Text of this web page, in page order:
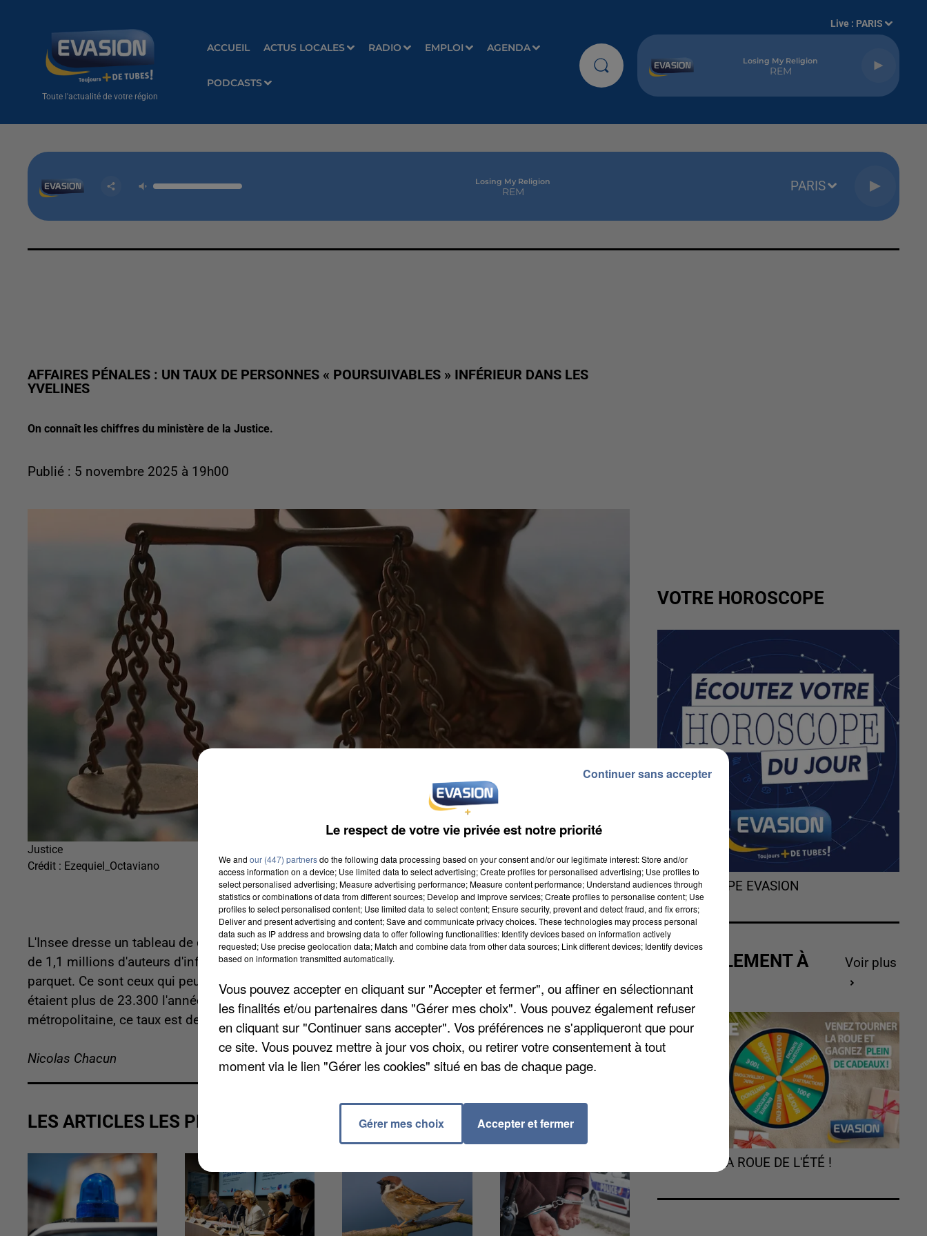
Toute l'actualité de votre région
ACCUEIL ACTUS LOCALES RADIO EMPLOI AGENDA
PODCASTS
Live : PARIS
Losing My Religion
REM
Losing My Religion
REM PARIS
AFFAIRES PÉNALES : UN TAUX DE PERSONNES « POURSUIVABLES » INFÉRIEUR DANS LES
YVELINES
On connaît les chiffres du ministère de la Justice.
Publié : 5 novembre 2025 à 19h00
Justice
Crédit : Ezequiel_Octaviano
L'Insee dresse un tableau de données issues du ministère de la Justice. Pour l'année 2024, un peu plus
de 1,1 millions d'auteurs d'infractions pénales ont été considérés comme « poursuivables » par le
parquet. Ce sont ceux qui peuvent répondre de leurs actes devant la justice. Dans les Yvelines, ils
étaient plus de 23.300 l'année dernière, soit un taux de 15,7 pour 1.000 habitants. Pour la France
métropolitaine, ce taux est de 17,8.
Nicolas Chacun
LES ARTICLES LES PLUS VUS
VOTRE HOROSCOPE
L'HOROSCOPE EVASION
ACTUELLEMENT À
GAGNER
Voir plus
TOURNEZ LA ROUE DE L'ÉTÉ !
Le respect de votre vie privée est notre priorité
We and our (447) partnersdo the following data processing based on your consent and/or our legitimate interest: Store and/or
access information on a device; Use limited data to select advertising; Create profiles for personalised advertising; Use profiles to
select personalised advertising; Measure advertising performance; Measure content performance; Understand audiences through
statistics or combinations of data from different sources; Develop and improve services; Create profiles to personalise content; Use
profiles to select personalised content; Use limited data to select content; Ensure security, prevent and detect fraud, and fix errors;
Deliver and present advertising and content; Save and communicate privacy choices. These technologies may process personal
data such as IP address and browsing data to offer following functionalities: Identify devices based on information actively
requested; Use precise geolocation data; Match and combine data from other data sources; Link different devices; Identify devices
based on information transmitted automatically.
Vous pouvez accepter en cliquant sur "Accepter et fermer", ou affiner en sélectionnant
les finalités et/ou partenaires dans "Gérer mes choix". Vous pouvez également refuser
en cliquant sur "Continuer sans accepter". Vos préférences ne s'appliqueront que pour
ce site. Vous pouvez mettre à jour vos choix, ou retirer votre consentement à tout
moment via le lien "Gérer les cookies" situé en bas de chaque page.
Gérer mes choix Accepter et fermer
Continuer sans accepter